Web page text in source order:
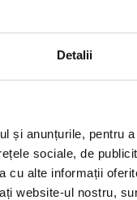
Detalii
și anunțurile, pentru
sociale, de
cu alte informații
website-ul nostru,